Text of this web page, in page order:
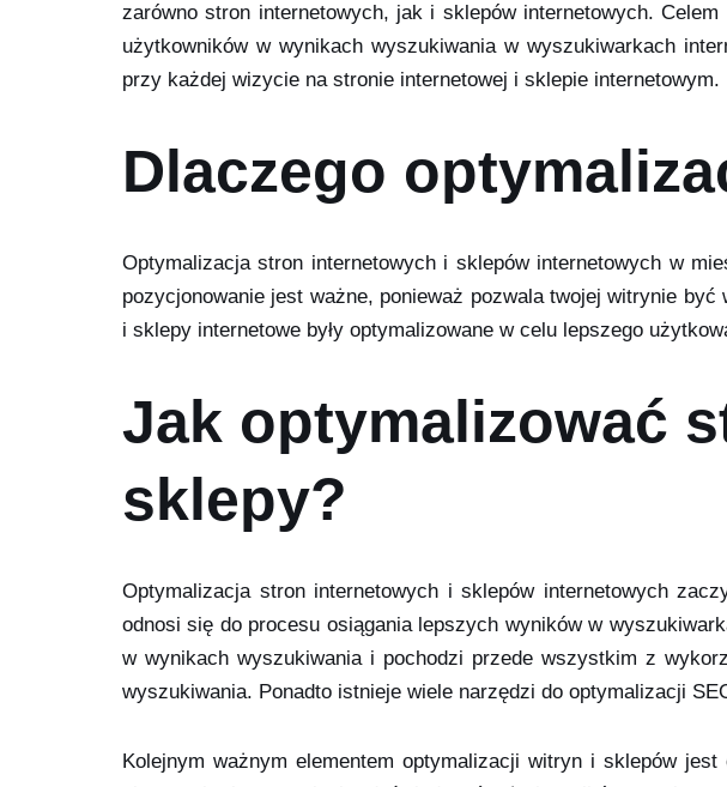
zarówno stron internetowych, jak i sklepów internetowych.
użytkowników w wynikach wyszukiwania w wyszukiwarkach
przy każdej wizycie na stronie internetowej i sklepie internetowym.
Dlaczego
Optymalizacja stron internetowych i sklepów internetowych w
pozycjonowanie jest ważne, ponieważ pozwala twojej witrynie
i sklepy internetowe były optymalizowane w celu lepszego
Jak optymalizować
sklepy?
Optymalizacja stron internetowych i sklepów internetowych
odnosi się do procesu osiągania lepszych wyników w
w wynikach wyszukiwania i pochodzi przede wszystkim z
wyszukiwania. Ponadto istnieje wiele narzędzi do optymalizacji
Kolejnym ważnym elementem optymalizacji witryn i sklepów